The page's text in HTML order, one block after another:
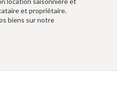
et propriétaire.
biens sur notre